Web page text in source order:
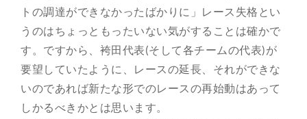
トの調達ができなかったばかりに」レース失格とい
うのはちょっともったいない気がすることは確かで
す。ですから、袴田代表(そして各チームの代表)が
要望していたように、レースの延長、それができな
いのであれば新たな形でのレースの再始動はあって
しかるべきかとは思います。